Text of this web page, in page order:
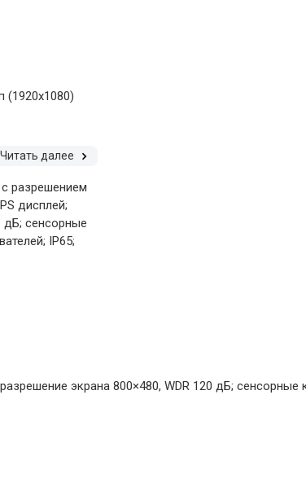
(1920х1080)
Читать далее
разрешением
дисплей;
дБ; сенсорные
IP65;
экрана 800×480, WDR 120 дБ; сенсорные